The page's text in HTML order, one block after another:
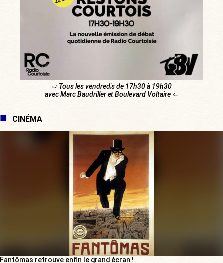
⇨ Tous les vendredis de 17h30 à 19h30
avec Marc Baudriller et Boulevard Voltaire ⇦
CINÉMA
Fantômas retrouve enfin le grand écran !